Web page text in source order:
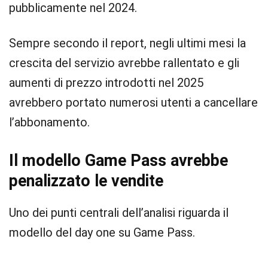
pubblicamente nel 2024.
Sempre secondo il report, negli ultimi mesi la
crescita del servizio avrebbe rallentato e gli
aumenti di prezzo introdotti nel 2025
avrebbero portato numerosi utenti a cancellare
l’abbonamento.
Il modello Game Pass avrebbe
penalizzato le vendite
Uno dei punti centrali dell’analisi riguarda il
modello del day one su Game Pass.